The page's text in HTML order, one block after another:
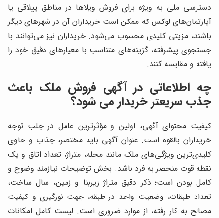
دسترسی ملی به ویژه برای فروش ویلاها در مناطق ییلاقی یا
آپارتمان‌های لوکس که ممکن است خریداران آن در شهرهای دیگر
باشند، مزیتی کلیدی محسوب می‌شود. خریداران نیز می‌توانند با
جستجوی پیشرفته، گزینه‌های متناسب با معیارهای دقیق خود را
یافته و مقایسه کنند.
چه اطلاعاتی در آگهی فروش ملک باعث
جذب سریعتر خریدار می شود؟
کیفیت محتوای آگهی، اولین و مؤثرترین عامل در جلب توجه
خریداران بالقوه است. عنوان آگهی باید مختصر، جذاب و حاوی
کلیدی‌ترین ویژگی‌های ملک مانند محله، متراژ، تعداد اتاق و یک
نقطه قوت منحصر به فرد باشد. بخش توضیحات نیازمند وضوح و
کامل بودن است؛ ذکر دقیق متراژ زیربنا و زمین، سال ساخت،
تعداد طبقات، وضعیت واحد در طبقه، جهت نورگیری و کیفیت
مصالح به کار رفته، از موارد ضروری است. لیست کامل امکانات